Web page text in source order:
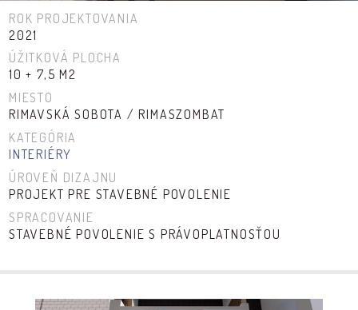
ROK PROJEKTOVANIA
2021
ÚŽITKOVÁ PLOCHA
10 + 7,5 M2
MIESTO
RIMAVSKÁ SOBOTA / RIMASZOMBAT
KATEGÓRIA
INTERIÉRY
ÚROVEŇ DIZAJNU
PROJEKT PRE STAVEBNÉ POVOLENIE
SPRACOVANIE
STAVEBNÉ POVOLENIE S PRÁVOPLATNOSŤOU